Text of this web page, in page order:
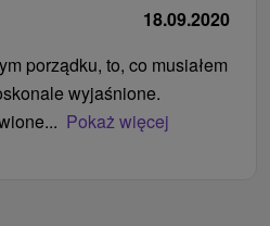
18.09.2020
porządku, to, co musiałem
wyjaśnione.
Pokaż więcej